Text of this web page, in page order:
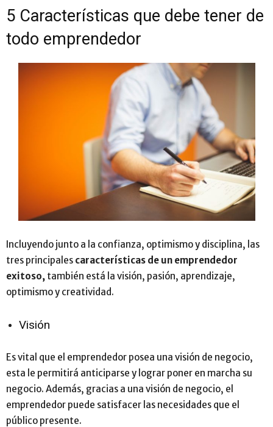
5 Características que debe tener de
todo emprendedor
Incluyendo junto a la confianza, optimismo y disciplina, las
tres principales características de un emprendedor
exitoso, también está la visión, pasión, aprendizaje,
optimismo y creatividad.
Visión
Es vital que el emprendedor posea una visión de negocio,
esta le permitirá anticiparse y lograr poner en marcha su
negocio. Además, gracias a una visión de negocio, el
emprendedor puede satisfacer las necesidades que el
público presente.